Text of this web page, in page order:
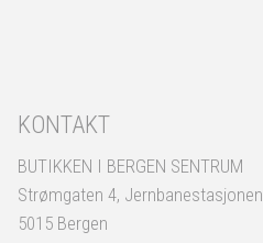
KONTAKT
BUTIKKEN I BERGEN SENTRUM
Strømgaten 4, Jernbanestasjonen
5015 Bergen